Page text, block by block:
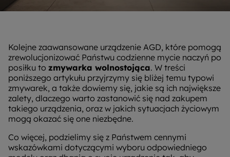
Kolejne zaawansowane urządzenie AGD, które pomogą
zrewolucjonizować Państwu codzienne mycie naczyń po
posiłku to zmywarka wolnostojąca. W treści
poniższego artykułu przyjrzymy się bliżej temu typowi
zmywarek, a także dowiemy się, jakie są ich największe
zalety, dlaczego warto zastanowić się nad zakupem
takiego urządzenia, oraz w jakich sytuacjach życiowym
mogą okazać się one niezbędne.
Co więcej, podzielimy się z Państwem cennymi
wskazówkami dotyczącymi wyboru odpowiedniego